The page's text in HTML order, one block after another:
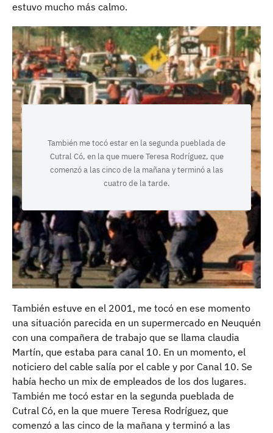
estuvo mucho más calmo.
También me tocó estar en la segunda pueblada de
Cutral Có, en la que muere Teresa Rodríguez, que
comenzó a las cinco de la mañana y terminó a las
cuatro de la tarde.
También estuve en el 2001, me tocó en ese momento
una situación parecida en un supermercado en Neuquén
con una compañera de trabajo que se llama claudia
Martín, que estaba para canal 10. En un momento, el
noticiero del cable salía por el cable y por Canal 10. Se
había hecho un mix de empleados de los dos lugares.
También me tocó estar en la segunda pueblada de
Cutral Có, en la que muere Teresa Rodríguez, que
comenzó a las cinco de la mañana y terminó a las